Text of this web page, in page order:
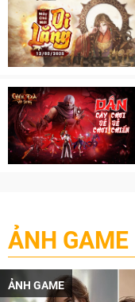
ẢNH GAME
ẢNH GAME